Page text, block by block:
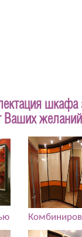
шкафа
Ваших